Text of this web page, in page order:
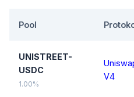
Pool
UNISTREET-
USDC
1.00%
V4